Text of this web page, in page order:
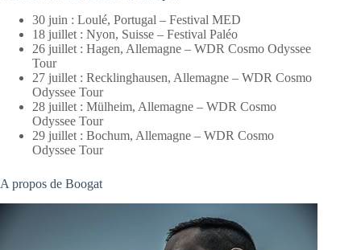
30 juin : Loulé, Portugal – Festival MED
18 juillet : Nyon, Suisse – Festival Paléo
26 juillet : Hagen, Allemagne – WDR Cosmo Odyssee
Tour
27 juillet : Recklinghausen, Allemagne – WDR Cosmo
Odyssee Tour
28 juillet : Mülheim, Allemagne – WDR Cosmo
Odyssee Tour
29 juillet : Bochum, Allemagne – WDR Cosmo
Odyssee Tour
A propos de Boogat